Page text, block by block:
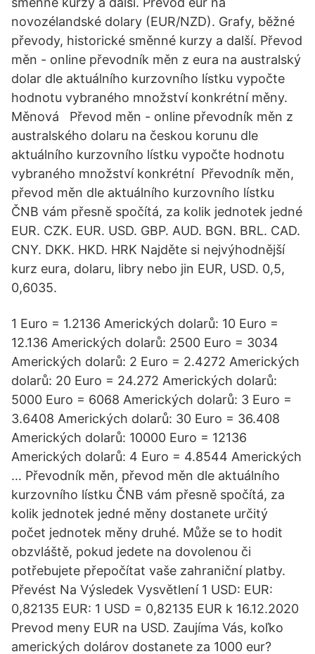
novozélandské dolary (EUR/NZD). Grafy, běžné
převody, historické směnné kurzy a další. Převod
měn - online převodník měn z eura na australský
dolar dle aktuálního kurzovního lístku vypočte
hodnotu vybraného množství konkrétní měny.
Měnová Převod měn - online převodník měn z
australského dolaru na českou korunu dle
aktuálního kurzovního lístku vypočte hodnotu
vybraného množství konkrétní Převodník měn,
převod měn dle aktuálního kurzovního lístku
ČNB vám přesně spočítá, za kolik jednotek jedné
EUR. CZK. EUR. USD. GBP. AUD. BGN. BRL. CAD.
CNY. DKK. HKD. HRK Najděte si nejvýhodnější
kurz eura, dolaru, libry nebo jin EUR, USD. 0,5,
0,6035.
1 Euro = 1.2136 Amerických dolarů: 10 Euro =
12.136 Amerických dolarů: 2500 Euro = 3034
Amerických dolarů: 2 Euro = 2.4272 Amerických
dolarů: 20 Euro = 24.272 Amerických dolarů:
5000 Euro = 6068 Amerických dolarů: 3 Euro =
3.6408 Amerických dolarů: 30 Euro = 36.408
Amerických dolarů: 10000 Euro = 12136
Amerických dolarů: 4 Euro = 4.8544 Amerických
… Převodník měn, převod měn dle aktuálního
kurzovního lístku ČNB vám přesně spočítá, za
kolik jednotek jedné měny dostanete určitý
počet jednotek měny druhé. Může se to hodit
obzvláště, pokud jedete na dovolenou či
potřebujete přepočítat vaše zahraniční platby.
Převést Na Výsledek Vysvětlení 1 USD: EUR:
0,82135 EUR: 1 USD = 0,82135 EUR k 16.12.2020
Prevod meny EUR na USD. Zaujíma Vás, koľko
amerických dolárov dostanete za 1000 eur?